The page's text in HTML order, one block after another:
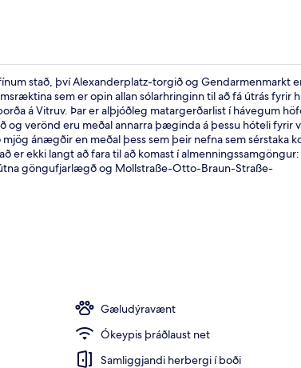
stað, því Alexanderplatz-torgið og Gendarmenmarkt
sem er opin allan sólarhringinn til að fá útrás fyrir
á Vitruv. Þar er alþjóðleg matargerðarlist í hávegum
verönd eru meðal annarra þæginda á þessu hóteli fyrir
ánægðir en meðal þess sem þeir nefna sem sérstaka
er ekki langt að fara til að komast í
göngufjarlægð og Mollstraße-Otto-Braun-Straße-
Gæludýravænt
Ókeypis þráðlaust net
Samliggjandi herbergi í boði